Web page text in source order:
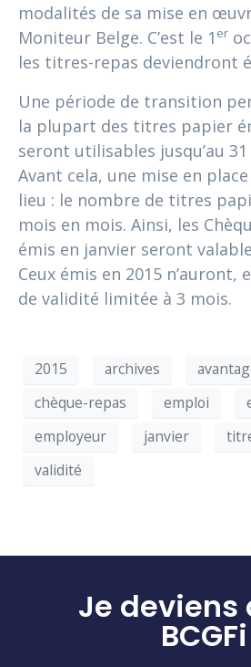
modalités de sa mise en
Moniteur Belge. C’est le 1 er
les titres-repas deviendront
Une période de transition
la plupart des titres papier
seront utilisables jusqu’au
Avant cela, une mise en
lieu : le nombre de titres
mois en mois. Ainsi, les
émis en janvier seront
Ceux émis en 2015 n’auront,
de validité limitée à 3 mois.
2015 archives
chèque-repas
emploi
employeur
janvier
validité
Je deviens
BCGFi